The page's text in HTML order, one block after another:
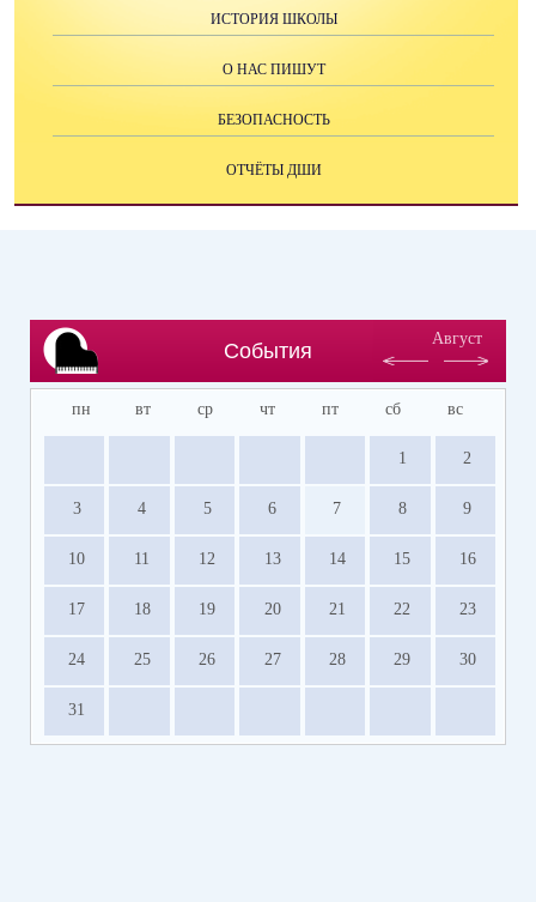
ИСТОРИЯ ШКОЛЫ
О НАС ПИШУТ
БЕЗОПАСНОСТЬ
ОТЧЁТЫ ДШИ
События
Август
пн вт ср чт пт сб вс
1 2
3 4 5 6 7 8 9
10 11 12 13 14 15 16
17 18 19 20 21 22 23
24 25 26 27 28 29 30
31